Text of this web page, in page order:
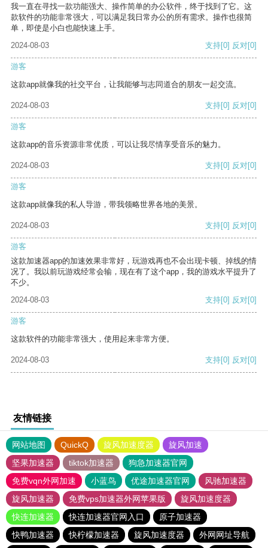
我一直在寻找一款功能强大、操作简单的办公软件，终于找到了它。这
款软件的功能非常强大，可以满足我日常办公的所有需求。操作也很简
单，即使是小白也能快速上手。
2024-08-03
支持[0] 反对[0]
游客
这款app就像我的社交平台，让我能够与志同道合的朋友一起交流。
2024-08-03 支持[0] 反对[0]
游客
这款app的音乐资源非常优质，可以让我尽情享受音乐的魅力。
2024-08-03 支持[0] 反对[0]
游客
这款app就像我的私人导游，带我领略世界各地的美景。
2024-08-03 支持[0] 反对[0]
游客
这款加速器app的加速效果非常好，玩游戏再也不会出现卡顿、掉线的情
况了。我以前玩游戏经常会输，现在有了这个app，我的游戏水平提升了
不少。
2024-08-03
支持[0] 反对[0]
游客
这款软件的功能非常强大，使用起来非常方便。
2024-08-03 支持[0] 反对[0]
友情链接
网站地图 QuickQ 旋风加速度器
旋风加速
坚果加速器
tiktok加速器
狗急加速器官网
免费vqn外网加速
小蓝鸟 优途加速器官网
风驰加速器
旋风加速器
免费vps加速器外网苹果版
旋风加速度器
快连加速器
快连加速器官网入口
原子加速器
快鸭加速器
快柠檬加速器 旋风加速度器
外网网址导航